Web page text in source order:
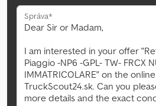
Správa*